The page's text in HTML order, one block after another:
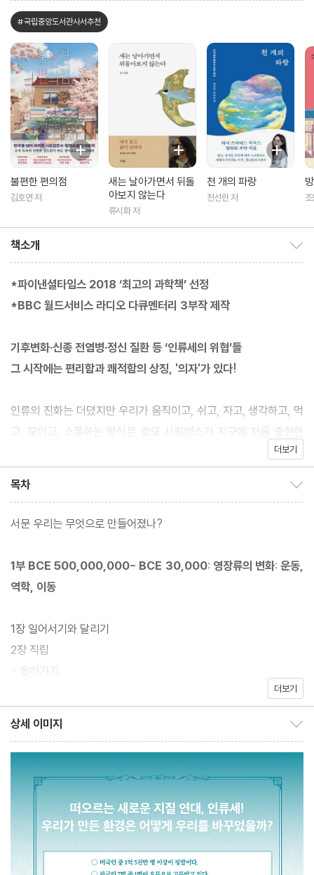
#국립중앙도서관사서추천
불편한 편의점
김호연 저
새는 날아가면서 뒤돌
아보지 않는다
류시화 저
천 개의 파랑
천선란 저 조
책소개
*파이낸셜타임스 2018 ‘최고의 과학책’ 선정
*BBC 월드서비스 라디오 다큐멘터리 3부작 제작
기후변화·신종 전염병·정신 질환 등 ‘인류세의 위협’들
그 시작에는 편리함과 쾌적함의 상징, '의자'가 있다!
인류의 진화는 더뎠지만 우리가 움직이고, 쉬고, 자고, 생각하고, 먹
고, 모이고, 소통하는 방식은 호모 사피엔스가 지구에 처음 출현한
이후 모두 극적으로 변했다. 우리를 변화시켜 온 것이 바로 이런 환
제2형 당뇨병, 고혈압, 비만, 골다공증, 관절염, 요통 등 인류의 진화
초기에 겪지 않았던 각종 질병으로 고통받고 있다. 우리는 점차 이렇
것일까? 혹은 둘 다일까?
을 보내는 자세, ‘앉아 있기’를 피하는 것만으로도 많은 문제를 해결
할 수 있다고 말한다. 다소 엉뚱하게 들릴 수도 있지만, 이 주장에는
인류 역사를 관통하는 한 가지 목표, 풍요와 편리함의 추구가 놓여
있다. 그러한 이상이 집약된 산업혁명은 인간에게 안락한 생활을 가
능하게 했지만 새로운 관절 질환, 바이러스성 감염병, 기후변화에 따
른 호흡기 질환 등 각종 질병을 싹틔웠다. 『의자의 배신』은 진화와
학, 의학, 사회학 등 분야를 아우르는 학제적인 접근으로 써 내려간
‘인류세 인간’ 보고서다.
더보기
목차
서문 우리는 무엇으로 만들어졌나?
1부 BCE 500,000,000- BCE 30,000: 영장류의 변화: 운동,
역학, 이동
1장 일어서기와 달리기
2장 직립
- 돌아가기
3장 씨앗 심기, 음식물 가공, 안전한 생활
4장 땅, 노동, 성장
5장 운동, 인체 공학, 도시에서의 삶과 죽음
- 돌아가기
3부 1700 - 1910: 광산, 척추, 연기와 증기
더보기
상세 이미지